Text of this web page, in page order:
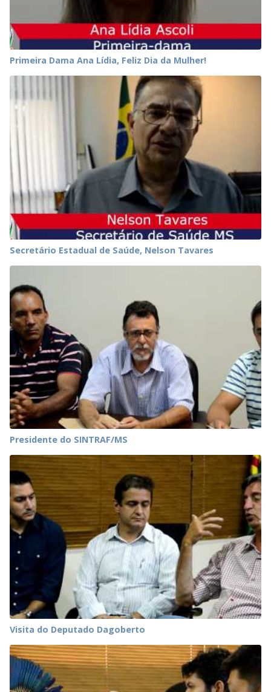
Primeira Dama Ana Lídia, Feliz Dia da Mulher!
Secretário Estadual de Saúde, Nelson Tavares
Presidente do SINTRAF/MS
Visita do Deputado Dagoberto